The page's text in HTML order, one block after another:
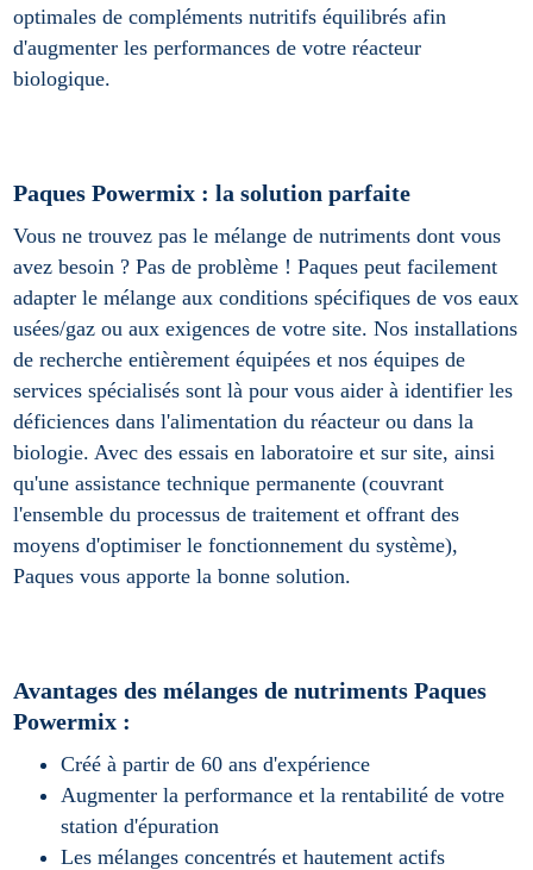
optimales de compléments nutritifs équilibrés afin
d'augmenter les performances de votre réacteur
biologique.
Paques Powermix : la solution parfaite
Vous ne trouvez pas le mélange de nutriments dont vous
avez besoin ? Pas de problème ! Paques peut facilement
adapter le mélange aux conditions spécifiques de vos eaux
usées/gaz ou aux exigences de votre site. Nos installations
de recherche entièrement équipées et nos équipes de
services spécialisés sont là pour vous aider à identifier les
déficiences dans l'alimentation du réacteur ou dans la
biologie. Avec des essais en laboratoire et sur site, ainsi
qu'une assistance technique permanente (couvrant
l'ensemble du processus de traitement et offrant des
moyens d'optimiser le fonctionnement du système),
Paques vous apporte la bonne solution.
Avantages des mélanges de nutriments Paques
Powermix :
Créé à partir de 60 ans d'expérience
Augmenter la performance et la rentabilité de votre
station d'épuration
Les mélanges concentrés et hautement actifs